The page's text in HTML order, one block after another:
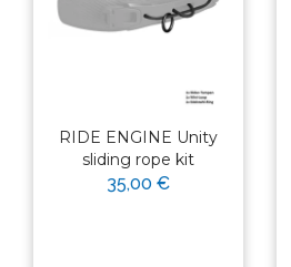
RIDE ENGINE Unity
sliding rope kit
35,00 €